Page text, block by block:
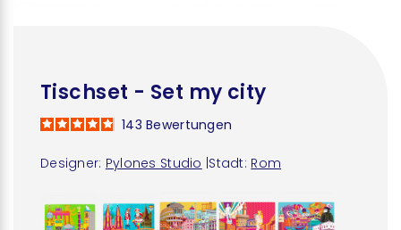
Tischset - Set my city
Designer: Pylones Studio Stadt: Rom
143Bewertungen